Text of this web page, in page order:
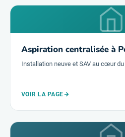
Aspiration centralisée à
Installation neuve et SAV au cœur
VOIR LA PAGE